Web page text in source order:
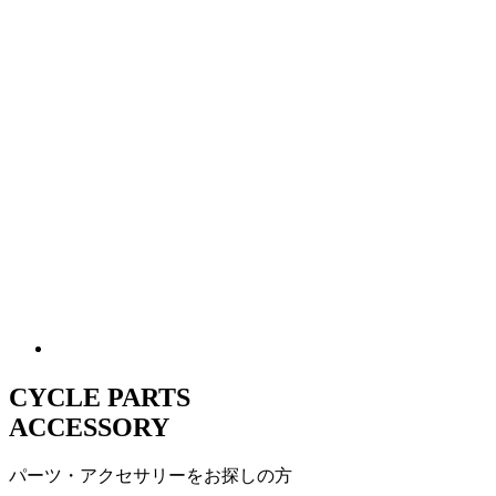
CYCLE PARTS
ACCESSORY
パーツ・アクセサリーをお探しの方